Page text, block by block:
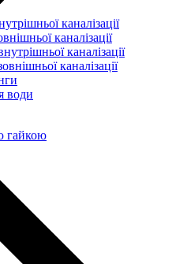
каналізації
каналізації
каналізації
каналізації
води
гайкою